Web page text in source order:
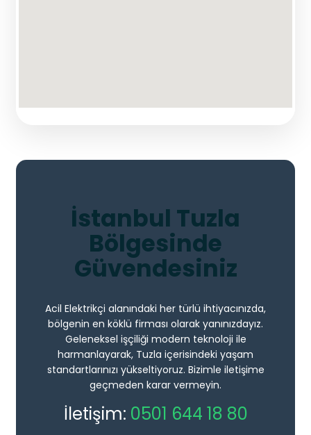
İstanbul Tuzla
Bölgesinde
Güvendesiniz
Acil Elektrikçi alanındaki her türlü ihtiyacınızda,
bölgenin en köklü firması olarak yanınızdayız.
Geleneksel işçiliği modern teknoloji ile
harmanlayarak, Tuzla içerisindeki yaşam
standartlarınızı yükseltiyoruz. Bizimle iletişime
geçmeden karar vermeyin.
İletişim: 0501 644 18 80